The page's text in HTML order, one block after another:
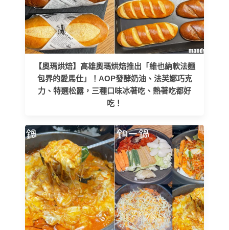
【奧瑪烘焙】高雄奧瑪烘焙推出「維也納軟法麵
包界的愛馬仕」！AOP發酵奶油、法芙娜巧克
力、特選松露，三種口味冰著吃、熱著吃都好
吃！